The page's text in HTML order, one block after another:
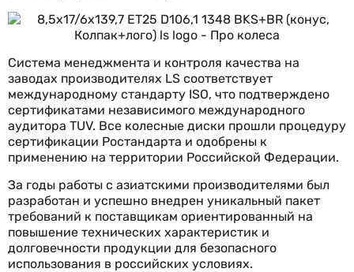
Система менеджмента и контроля качества на
заводах производителях LS соответствует
международному стандарту ISO, что подтверждено
сертификатами независимого международного
аудитора TUV. Все колесные диски прошли процедуру
сертификации Ростандарта и одобрены к
применению на территории Российской Федерации.
За годы работы с азиатскими производителями был
разработан и успешно внедрен уникальный пакет
требований к поставщикам ориентированный на
повышение технических характеристик и
долговечности продукции для безопасного
использования в российских условиях.